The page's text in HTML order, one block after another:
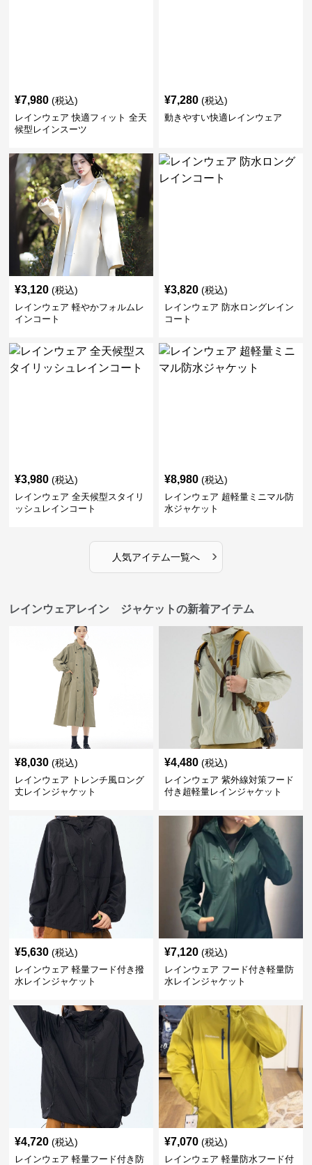
¥7,980 (税込)
レインウェア 快適フィット 全天
候型レインスーツ
¥7,280 (税込)
動きやすい快適レインウェア
¥3,120 (税込)
レインウェア 軽やかフォルムレ
インコート
¥3,820 (税込)
レインウェア 防水ロングレイン
コート
¥3,980 (税込)
レインウェア 全天候型スタイリ
ッシュレインコート
¥8,980 (税込)
レインウェア 超軽量ミニマル防
水ジャケット
人気アイテム一覧へ ›
レインウェアレイン ジャケットの新着アイテム
¥8,030 (税込)
レインウェア トレンチ風ロング
丈レインジャケット
¥4,480 (税込)
レインウェア 紫外線対策フード
付き超軽量レインジャケット
¥5,630 (税込)
レインウェア 軽量フード付き撥
水レインジャケット
¥7,120 (税込)
レインウェア フード付き軽量防
水レインジャケット
¥4,720 (税込)
レインウェア 軽量フード付き防
¥7,070 (税込)
レインウェア 軽量防水フード付